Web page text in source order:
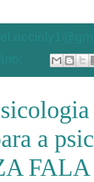
a
FALA